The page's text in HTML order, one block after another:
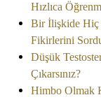
Hızlıca
Bir İlişkide Hiç
Fikirlerini
Düşük
Çıkarsınız?
Himbo Olmak